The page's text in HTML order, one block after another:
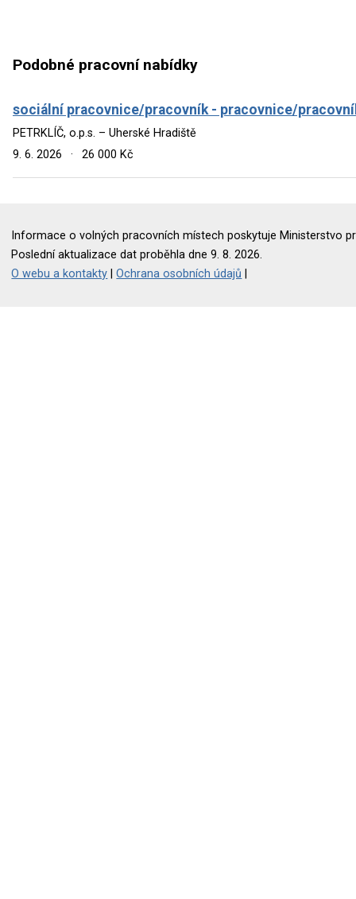
Podobné pracovní nabídky
sociální pracovnice/pracovník - pracovnice/
PETRKLÍČ, o.p.s. – Uherské Hradiště
9. 6. 2026
· 26 000 Kč
Informace o volných pracovních místech poskytuje Ministerstvo
Poslední aktualizace dat proběhla dne 9. 8. 2026.
O webu a kontakty |Ochrana osobních údajů